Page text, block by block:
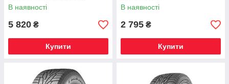
В наявності
5 820 ₴
Купити
В наявності
2 795 ₴
Купити